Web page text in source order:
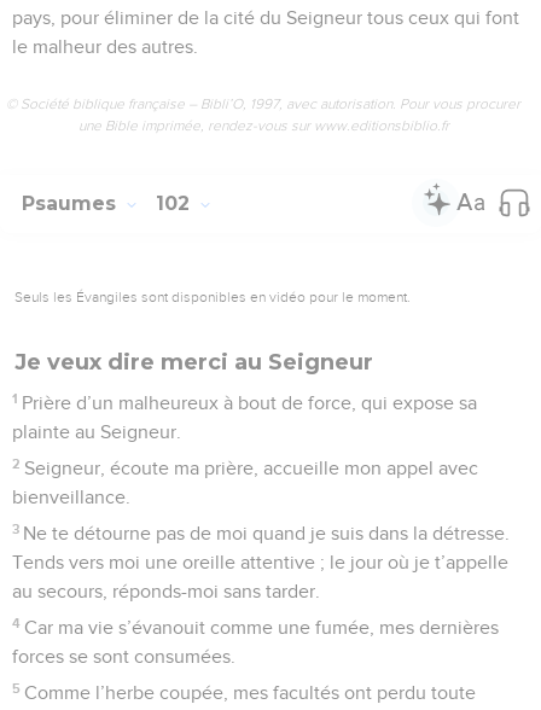
pays, pour éliminer de la cité du Seigneur tous ceux qui font
le malheur des autres.
© Société biblique française – Bibli’O, 1997, avec autorisation. Pour vous procurer
une Bible imprimée, rendez-vous sur www.editionsbiblio.fr
Psaumes 102
Seuls les Évangiles sont disponibles en vidéo pour le moment.
Je veux dire merci au Seigneur
1 Prière d’un malheureux à bout de force, qui expose sa
plainte au Seigneur.
2 Seigneur, écoute ma prière, accueille mon appel avec
bienveillance.
3 Ne te détourne pas de moi quand je suis dans la détresse.
Tends vers moi une oreille attentive ; le jour où je t’appelle
au secours, réponds-moi sans tarder.
4 Car ma vie s’évanouit comme une fumée, mes dernières
forces se sont consumées.
5 Comme l’herbe coupée, mes facultés ont perdu toute